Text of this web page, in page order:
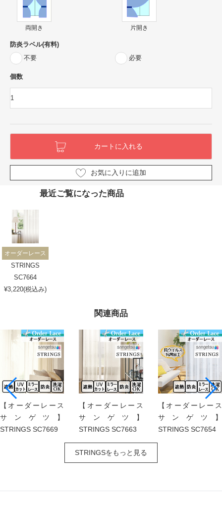
両開き 片開き
防炎ラベル(有料)
不要
必要
個数
お気に入りに追加
関連商品
【オーダーレース
サンゲツ】
STRINGS SC7669
【オーダーレース
サンゲツ】
STRINGS SC7663
【オーダーレース
サンゲツ】
STRINGS SC7654
STRINGSをもっと見る
最近ご覧になった商品
オーダーレース
STRINGS
SC7664
¥3,220(税込み)